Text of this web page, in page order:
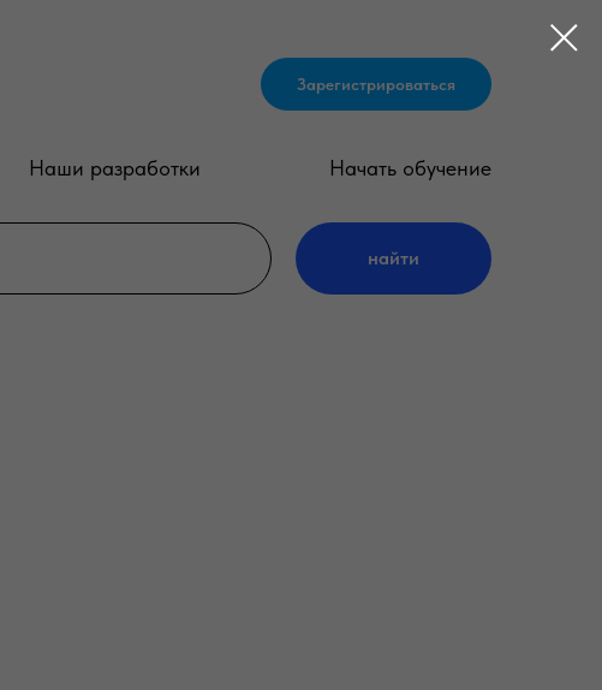
Зарегистрироваться
Наши разработки Начать обучение
найти